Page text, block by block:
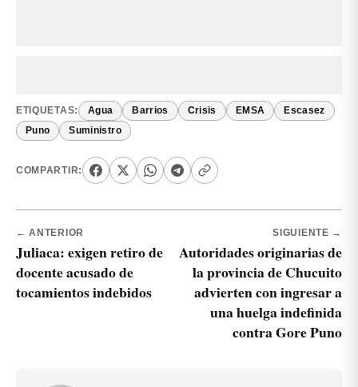
ETIQUETAS: Agua Barrios Crisis EMSA Escasez
Puno Suministro
COMPARTIR:
← ANTERIOR
Juliaca: exigen retiro de
docente acusado de
tocamientos indebidos
SIGUIENTE →
Autoridades originarias de
la provincia de Chucuito
advierten con ingresar a
una huelga indefinida
contra Gore Puno